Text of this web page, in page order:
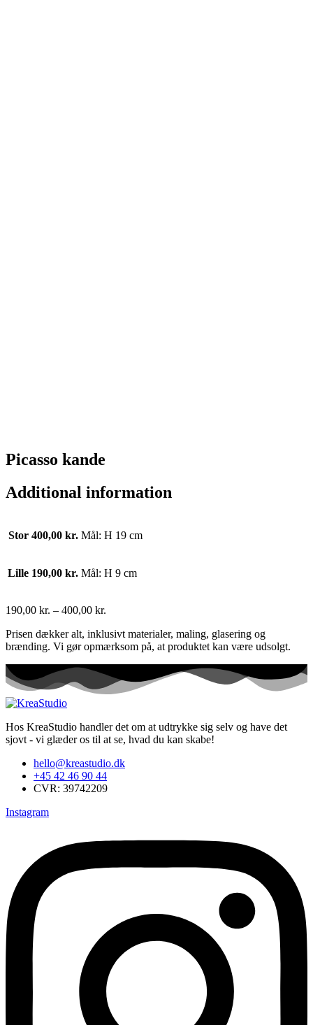
Picasso kande
Additional information
Stor 400,00 kr. Mål: H 19 cm
Lille 190,00 kr. Mål: H 9 cm
190,00 kr. – 400,00 kr.
Prisen dækker alt, inklusivt materialer, maling, glasering og
brænding. Vi gør opmærksom på, at produktet kan være udsolgt.
Hos KreaStudio handler det om at udtrykke sig selv og have det
sjovt - vi glæder os til at se, hvad du kan skabe!
hello@kreastudio.dk
+45 42 46 90 44
CVR: 39742209
Instagram